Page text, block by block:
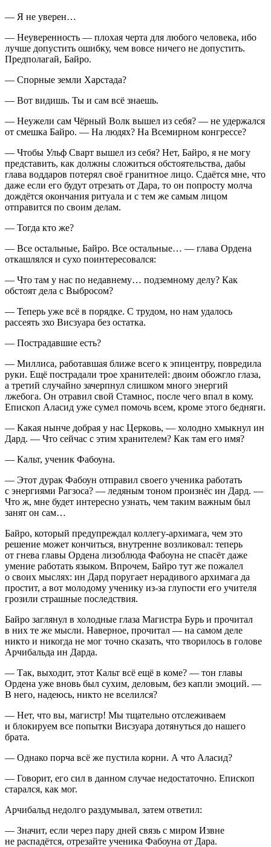
— Я не уверен…
— Неуверенность — плохая черта для любого человека, ибо
лучше допустить ошибку, чем вовсе ничего не допустить.
Предполагай, Байро.
— Спорные земли Харстада?
— Вот видишь. Ты и сам всё знаешь.
— Неужели сам Чёрный Волк вышел из себя? — не удержался
от смешка Байро. — На людях? На Всемирном конгрессе?
— Чтобы Ульф Сварт вышел из себя? Нет, Байро, я не могу
представить, как должны сложиться обстоятельства, дабы
глава воддаров потерял своё гранитное лицо. Сдаётся мне, что
даже если его будут отрезать от Дара, то он попросту молча
дождётся окончания ритуала и с тем же самым лицом
отправится по своим делам.
— Тогда кто же?
— Все остальные, Байро. Все остальные… — глава Ордена
откашлялся и сухо поинтересовался:
— Что там у нас по недавнему… подземному делу? Как
обстоят дела с Выбросом?
— Теперь уже всё в порядке. С трудом, но нам удалось
рассеять эхо Висзуара без остатка.
— Пострадавшие есть?
— Миллиса, работавшая ближе всего к эпицентру, повредила
руки. Ещё пострадали трое хранителей: двоим обожгло глаза,
а третий случайно зачерпнул слишком много энергий
лжебога. Он отравил свой Стамнос, после чего впал в кому.
Епископ Аласид уже сумел помочь всем, кроме этого бедняги.
— Какая нынче добрая у нас Церковь, — холодно хмыкнул ин
Дард. — Что сейчас с этим хранителем? Как там его имя?
— Кальт, ученик Фабоуна.
— Этот дурак Фабоун отправил своего ученика работать
с энергиями Рагзоса? — ледяным тоном произнёс ин Дард. —
Что ж, мне будет интересно узнать, чем таким важным был
занят он сам…
Байро, который предупреждал коллегу-архимага, чем это
решение может кончиться, внутренне возликовал: теперь
от гнева главы Ордена лизоблюда Фабоуна не спасёт даже
умение работать языком. Впрочем, Байро тут же пожалел
о своих мыслях: ин Дард поругает нерадивого архимага да
простит, а вот молодому ученику из-за глупости его учителя
грозили страшные последствия.
Байро заглянул в холодные глаза Магистра Бурь и прочитал
в них те же мысли. Наверное, прочитал — на самом деле
никто и никогда не мог точно сказать, что творилось в голове
Арчибальда ин Дарда.
— Так, выходит, этот Кальт всё ещё в коме? — тон главы
Ордена уже вновь был сухим, деловым, без капли эмоций. —
В него, надеюсь, никто не вселился?
— Нет, что вы, магистр! Мы тщательно отслеживаем
и блокируем все попытки Висзуара дотянуться до нашего
брата.
— Однако порча всё же пустила корни. А что Аласид?
— Говорит, его сил в данном случае недостаточно. Епископ
старался, как мог.
Арчибальд недолго раздумывал, затем ответил:
— Значит, если через пару дней связь с миром Извне
не распадётся, отрезайте ученика Фабоуна от Дара.